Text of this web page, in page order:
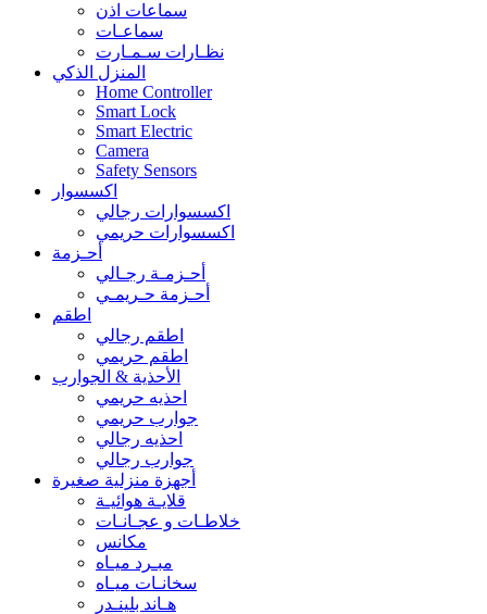
سماعات اذن
سماعـات
نظـارات سـمـارت
المنزل الذكي
Home Controller
Smart Lock
Smart Electric
Camera
Safety Sensors
اكسسوار
اكسسوارات رجالي
اكسسوارات حريمي
أحـزمة
أحـزمـة رجـالي
أحـزمة حـريمـي
اطقم
اطقم رجالي
اطقم حريمي
الأحذية & الجوارب
احذيه حريمي
جوارب حريمي
احذيه رجالي
جوارب رجالي
أجهزة منزلية صغيرة
قلايـة هوائيـة
خلاطـات و عجـانـات
مكانس
مبـرد ميـاه
سخانـات ميـاه
هـاند بلينـدر